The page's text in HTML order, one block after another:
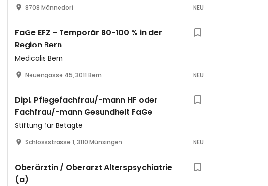
8708 Männedorf NEU
FaGe EFZ - Temporär 80-100 % in der
Region Bern
Medicalis Bern
Neuengasse 45, 3011 Bern NEU
Dipl. Pflegefachfrau/-mann HF oder
Fachfrau/-mann Gesundheit FaGe
Stiftung für Betagte
Schlossstrasse 1, 3110 Münsingen NEU
Oberärztin / Oberarzt Alterspsychiatrie
(a)